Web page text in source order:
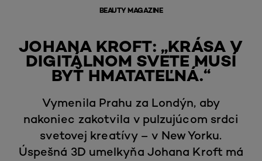
BEAUTY MAGAZINE
JOHANA KROFT: „KRÁSA V
DIGITÁLNOM SVETE MUSÍ
BYŤ HMATATEĽNÁ.“
Vymenila Prahu za Londýn, aby
nakoniec zakotvila v pulzujúcom srdci
svetovej kreatívy – v New Yorku.
Úspešná 3D umelkyňa Johana Kroft má